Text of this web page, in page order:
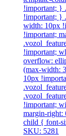
!important; }
!important; }
width: 10px
!important;
!important;
overflow:
(max-width:
10px
!important;
margin-right:
child { font-
SKU: 5281